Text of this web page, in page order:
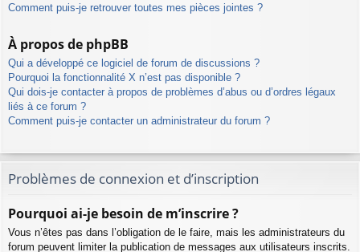
Comment puis-je retrouver toutes mes pièces jointes ?
À propos de phpBB
Qui a développé ce logiciel de forum de discussions ?
Pourquoi la fonctionnalité X n’est pas disponible ?
Qui dois-je contacter à propos de problèmes d’abus ou d’ordres légaux
liés à ce forum ?
Comment puis-je contacter un administrateur du forum ?
Problèmes de connexion et d’inscription
Pourquoi ai-je besoin de m’inscrire ?
Vous n’êtes pas dans l’obligation de le faire, mais les administrateurs du
forum peuvent limiter la publication de messages aux utilisateurs inscrits.